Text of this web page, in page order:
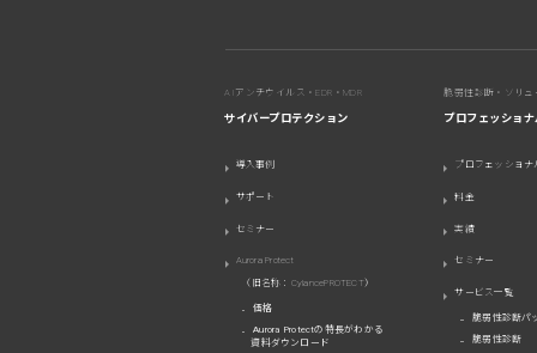
AIアンチウイルス・EDR・MDR
サイバープロテクション
導入事例
サポート
セミナー
Aurora Protect
（旧名称：CylancePROTECT）
価格
Aurora Protectの特長がわかる
資料ダウンロード
脆弱性診断・ソリュ
プロフェッショ
プロフェッショナ
料金
実績
セミナー
サービス一覧
脆弱性診断パ
脆弱性診断